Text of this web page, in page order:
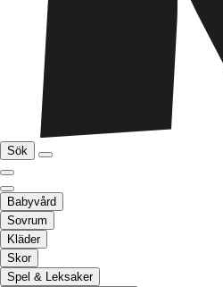
Sök
Babyvård
Sovrum
Kläder
Skor
Spel & Leksaker